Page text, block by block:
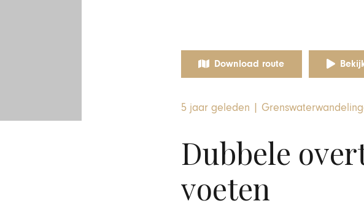
Download route
5 jaar geleden
Dubbele
voeten